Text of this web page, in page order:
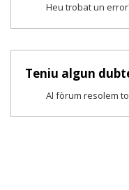
Heu trobat un
Teniu algun
Al fòrum resolem